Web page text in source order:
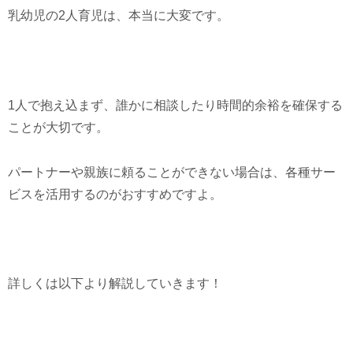
乳幼児の2人育児は、本当に大変です。
1人で抱え込まず、誰かに相談したり時間的余裕を確保する
ことが大切です。
パートナーや親族に頼ることができない場合は、各種サー
ビスを活用するのがおすすめですよ。
詳しくは以下より解説していきます！